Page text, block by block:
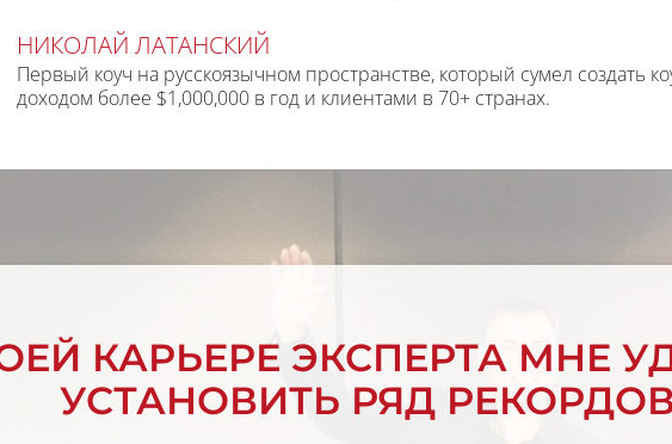
НИКОЛАЙ ЛАТАНСКИЙ
Первый коуч на русскоязычном пространстве, который сумел создать
доходом более $1,000,000 в год и клиентами в 70+ странах.
КАРЬЕРЕ ЭКСПЕРТА МНЕ
УСТАНОВИТЬ РЯД